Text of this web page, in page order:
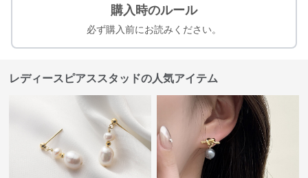
購入時のルール
必ず購入前にお読みください。
レディースピアススタッドの人気アイテム